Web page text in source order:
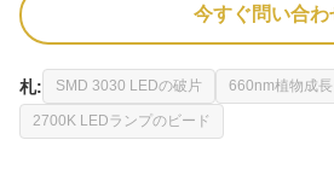
今すぐ問い合わ
札: SMD 3030 LEDの破片 660nm植物成
2700K LEDランプのビード